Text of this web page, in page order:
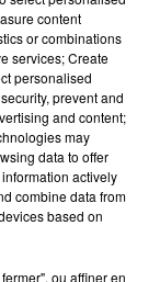
après
un
les "grands
content
or combinations
services; Create
personalised
prevent and
and content;
may
data to offer
actively
combine data from
based on
ou affiner en